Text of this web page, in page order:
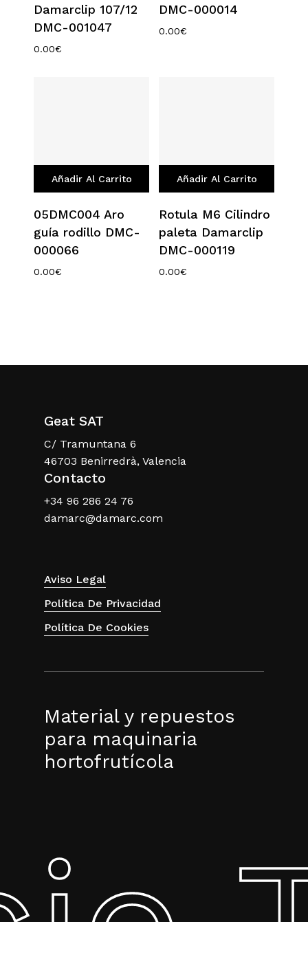
Damarclip 107/12
DMC-001047
0.00€
DMC-000014
0.00€
Añadir Al Carrito
05DMC004 Aro
guía rodillo DMC-
000066
0.00€
Añadir Al Carrito
Rotula M6 Cilindro
paleta Damarclip
DMC-000119
0.00€
Geat SAT
C/ Tramuntana 6
46703 Benirredrà, Valencia
Contacto
+34 96 286 24 76
damarc@damarc.com
Aviso Legal
Política De Privacidad
Política De Cookies
Material y repuestos
para maquinaria
hortofrutícola